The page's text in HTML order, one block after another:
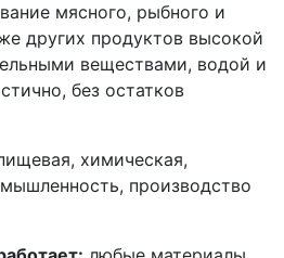
мясного, рыбного и
других продуктов высокой
веществами, водой и
без остатков
химическая,
производство